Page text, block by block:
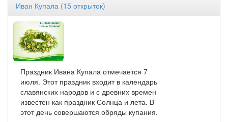
Иван Купала (15 открыток)
Праздник Ивана Купала отмечается 7
июля. Этот праздник входит в календарь
славянских народов и с древних времен
известен как праздник Солнца и лета. В
этот день совершаются обряды купания.